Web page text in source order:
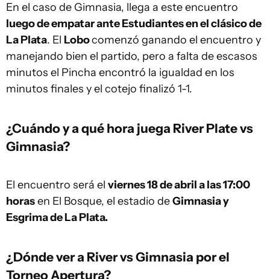
En el caso de Gimnasia, llega a este encuentro
luego de empatar ante Estudiantes en el clásico de
La Plata. El Lobocomenzó ganando el encuentro y
manejando bien el partido, pero a falta de escasos
minutos el Pincha encontró la igualdad en los
minutos finales y el cotejo finalizó 1-1.
¿Cuándo y a qué hora juega River Plate vs
Gimnasia?
El encuentro será el viernes 18 de abril a las 17:00
horasen El Bosque, el estadio deGimnasia y
Esgrima de La Plata.
¿Dónde ver a River vs Gimnasia por el
Torneo Apertura?